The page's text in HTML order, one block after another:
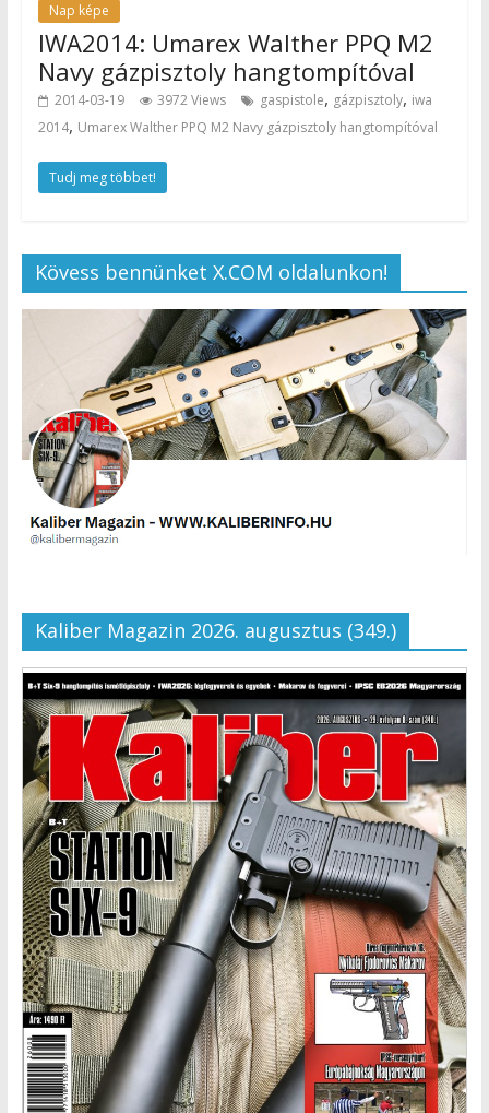
Nap képe
IWA2014: Umarex Walther PPQ M2
Navy gázpisztoly hangtompítóval
2014-03-19 3972 Views gaspistole, gázpisztoly, iwa
2014, Umarex Walther PPQ M2 Navy gázpisztoly hangtompítóval
Tudj meg többet!
Kövess bennünket X.COM oldalunkon!
Kaliber Magazin 2026. augusztus (349.)